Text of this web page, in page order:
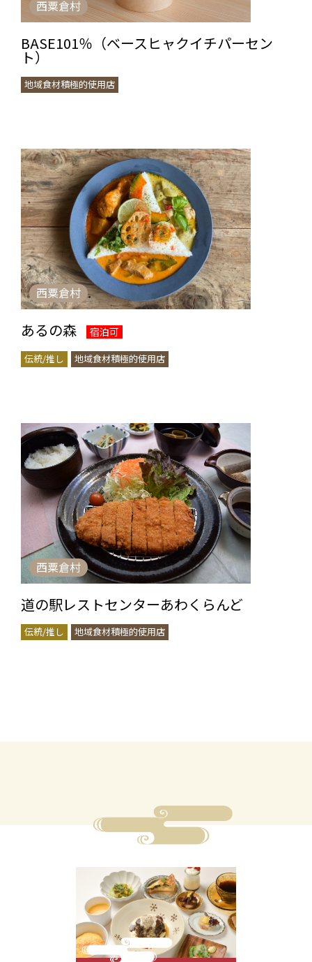
西粟倉村
BASE101％（ベースヒャクイチパーセン
ト）
地域食材積極的使用店
西粟倉村
あるの森 宿泊可
伝統/推し 地域食材積極的使用店
西粟倉村
道の駅レストセンターあわくらんど
伝統/推し 地域食材積極的使用店